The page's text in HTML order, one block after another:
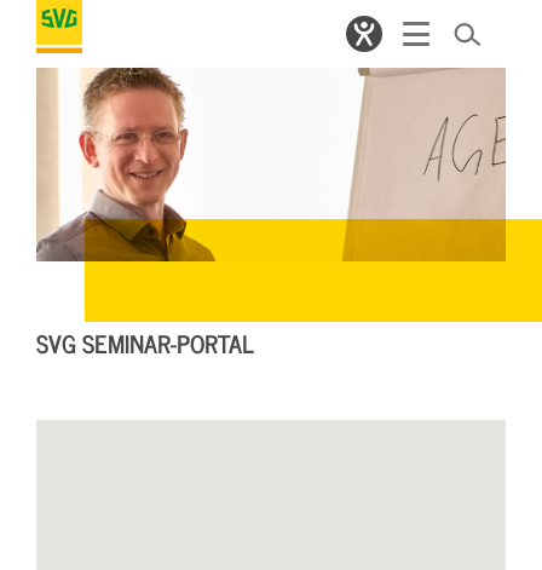
SVG SEMINAR-PORTAL